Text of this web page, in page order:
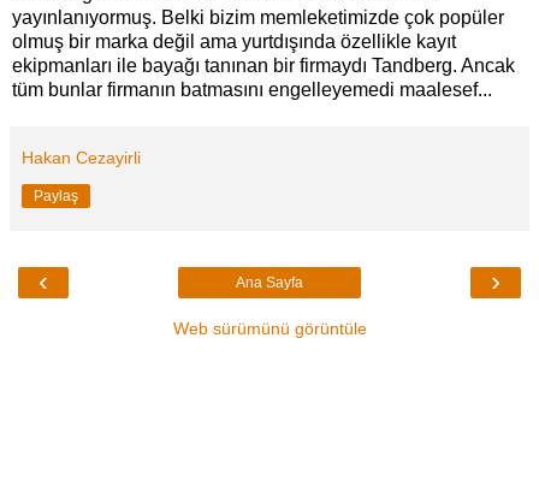
yayınlanıyormuş. Belki bizim memleketimizde çok popüler
olmuş bir marka değil ama yurtdışında özellikle kayıt
ekipmanları ile bayağı tanınan bir firmaydı Tandberg. Ancak
tüm bunlar firmanın batmasını engelleyemedi maalesef...
Hakan Cezayirli
Paylaş
‹ ›
Ana Sayfa
Web sürümünü görüntüle